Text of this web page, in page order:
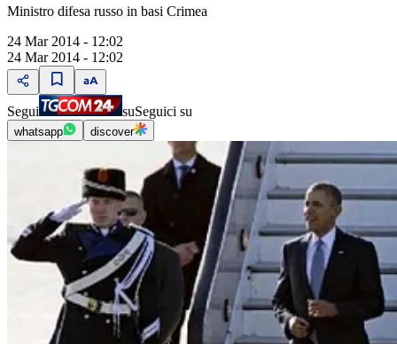
Ministro difesa russo in basi Crimea
24 Mar 2014 - 12:02
24 Mar 2014 - 12:02
Segui suSeguici su
whatsapp discover